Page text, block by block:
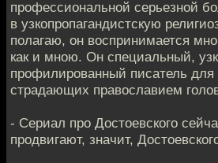
профессиональной серьезной
в узкопропагандистскую
полагаю, он воспринимается
как и мною. Он специальный,
профилированный писатель
страдающих православием
- Сериал про Достоевского
продвигают, значит,